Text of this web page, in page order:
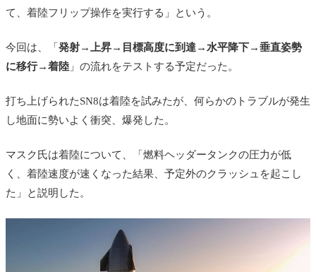
て、着陸フリップ操作を実行する」という。
今回は、「発射→上昇→目標高度に到達→水平降下→垂直姿勢
に移行→着陸 」の流れをテストする予定だった。
打ち上げられたSN8は着陸を試みたが、何らかのトラブルが発生
し地面に勢いよく衝突、爆発した。
マスク氏は着陸について、「燃料ヘッダータンクの圧力が低
く、着陸速度が速くなった結果、予定外のクラッシュを起こし
た 」と説明した。